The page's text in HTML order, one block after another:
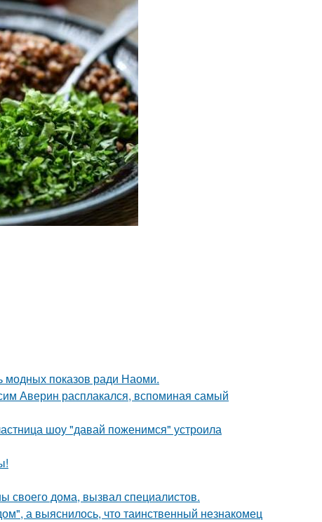
модных показов ради Наоми.
Аверин расплакался, вспоминая самый
шоу "давай поженимся" устроила
дома, вызвал специалистов.
а выяснилось, что таинственный незнакомец